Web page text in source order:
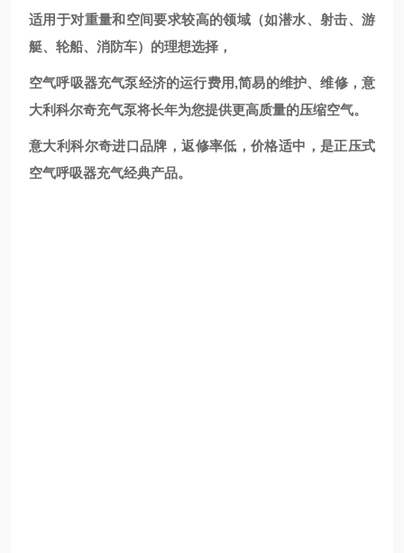
适用于对重量和空间要求较高的领域（如潜水、射击、游
艇、轮船、消防车）的理想选择，
空气呼吸器充气泵经济的运行费用,简易的维护、维修，意
大利科尔奇充气泵将长年为您提供更高质量的压缩空气。
意大利科尔奇进口品牌，返修率低，价格适中，是正压式
空气呼吸器充气经典产品。